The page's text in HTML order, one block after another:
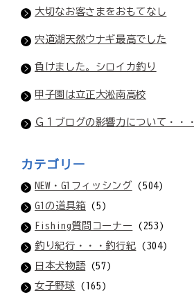
大切なお客さまをおもてなし
宍道湖天然ウナギ最高でした
負けました。シロイカ釣り
甲子園は立正大淞南高校
Ｇ１ブログの影響力について・・・
カテゴリー
NEW・G1フィッシング(504)
G1の道具箱(5)
Fishing質問コーナー (253)
釣り紀行・・・釣行紀 (304)
日本犬物語(57)
女子野球 (165)